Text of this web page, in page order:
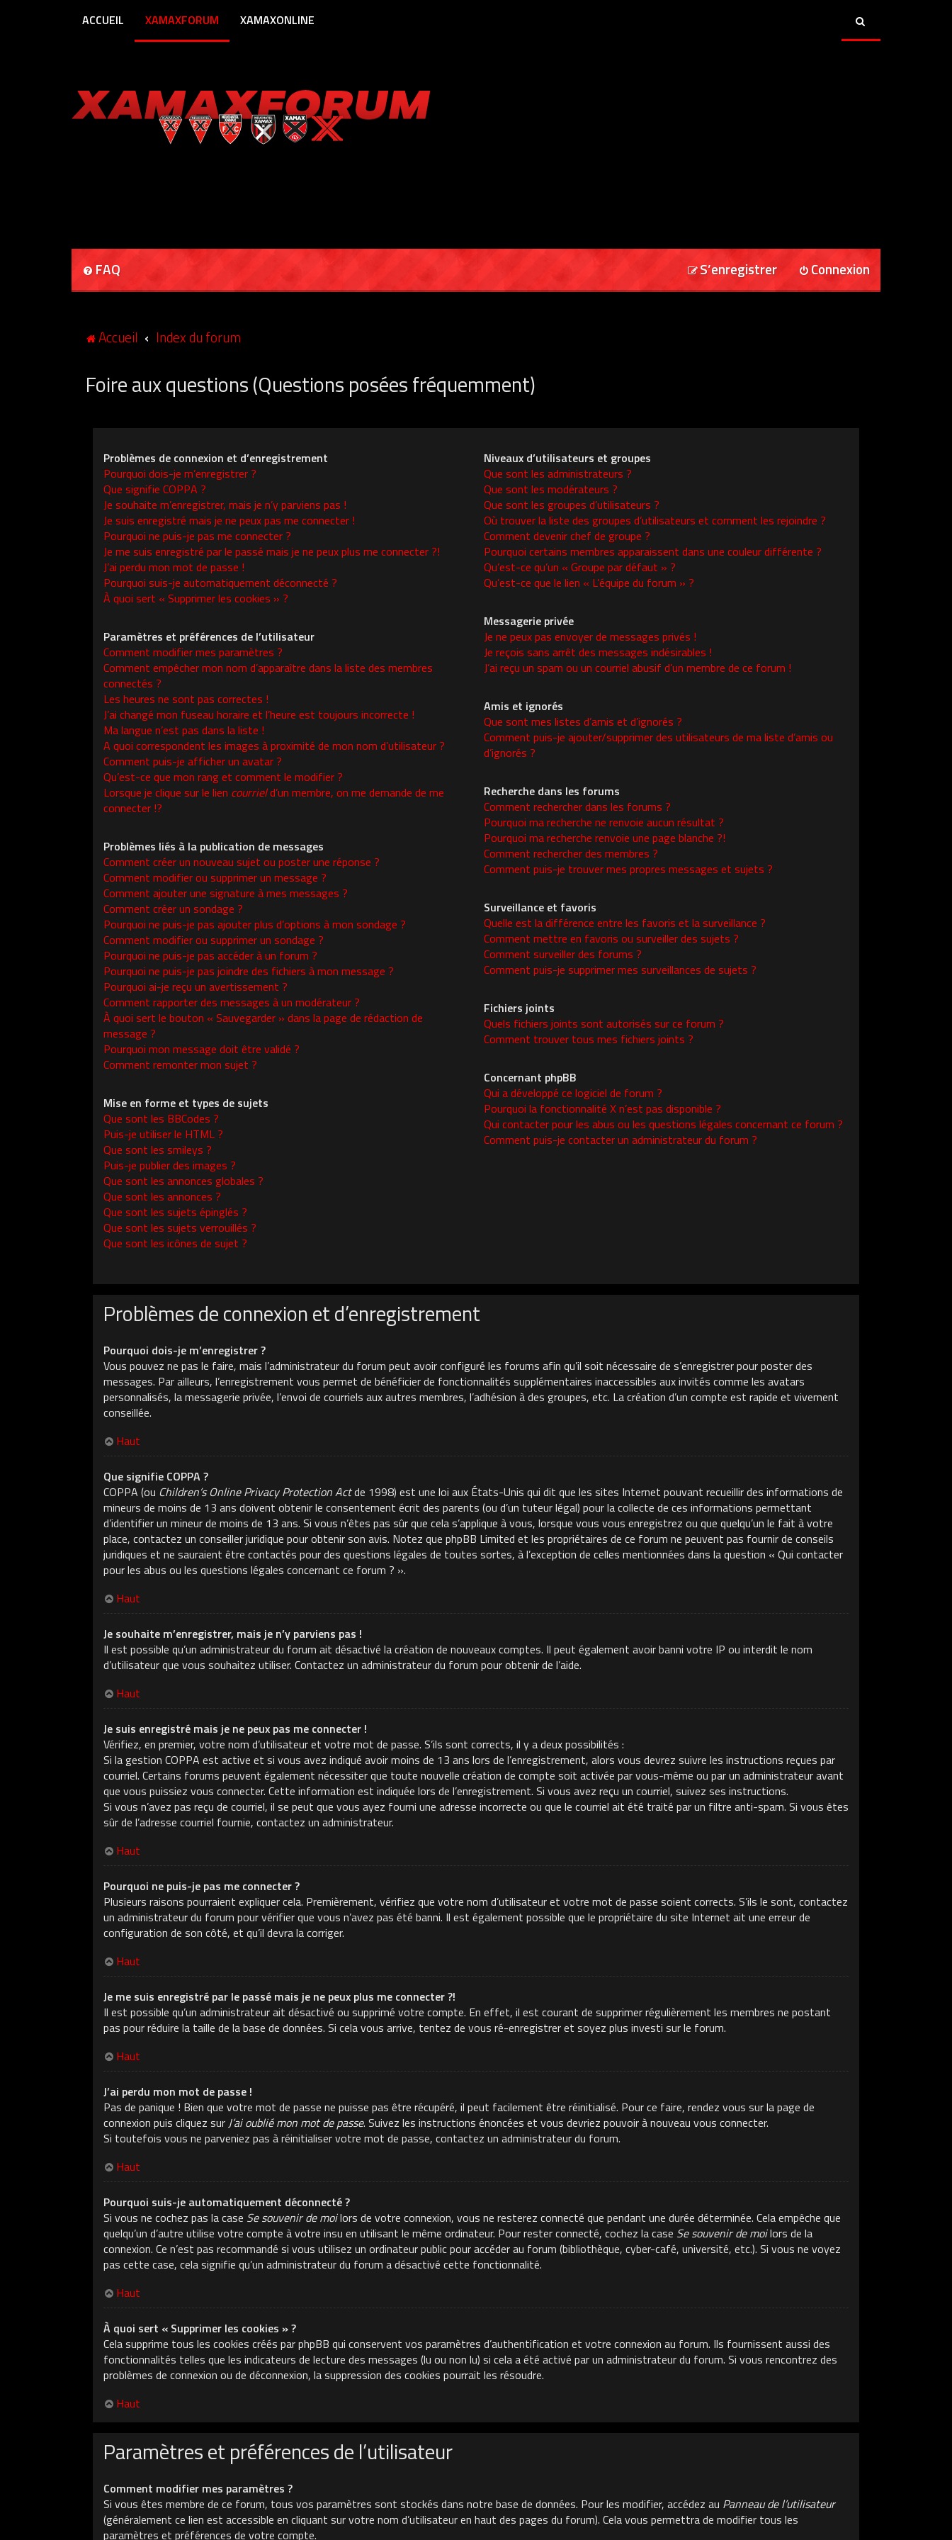
ACCUEIL XAMAXFORUM XAMAXONLINE
FAQ Connexion
S’enregistrer
Accueil Index du forum
Foire aux questions (Questions posées fréquemment)
Problèmes de connexion et d’enregistrement
Pourquoi dois-je m’enregistrer ?
Que signifie COPPA ?
Je souhaite m’enregistrer, mais je n’y parviens pas !
Je suis enregistré mais je ne peux pas me connecter !
Pourquoi ne puis-je pas me connecter ?
Je me suis enregistré par le passé mais je ne peux plus me connecter ?!
J’ai perdu mon mot de passe !
Pourquoi suis-je automatiquement déconnecté ?
À quoi sert « Supprimer les cookies » ?
Paramètres et préférences de l’utilisateur
Comment modifier mes paramètres ?
Comment empêcher mon nom d’apparaître dans la liste des membres
connectés ?
Les heures ne sont pas correctes !
J’ai changé mon fuseau horaire et l’heure est toujours incorrecte !
Ma langue n’est pas dans la liste !
A quoi correspondent les images à proximité de mon nom d’utilisateur ?
Comment puis-je afficher un avatar ?
Qu’est-ce que mon rang et comment le modifier ?
Lorsque je clique sur le lien courrield’un membre, on me demande de me
connecter !?
Problèmes liés à la publication de messages
Comment créer un nouveau sujet ou poster une réponse ?
Comment modifier ou supprimer un message ?
Comment ajouter une signature à mes messages ?
Comment créer un sondage ?
Pourquoi ne puis-je pas ajouter plus d’options à mon sondage ?
Comment modifier ou supprimer un sondage ?
Pourquoi ne puis-je pas accéder à un forum ?
Pourquoi ne puis-je pas joindre des fichiers à mon message ?
Pourquoi ai-je reçu un avertissement ?
Comment rapporter des messages à un modérateur ?
À quoi sert le bouton « Sauvegarder » dans la page de rédaction de
message ?
Pourquoi mon message doit être validé ?
Comment remonter mon sujet ?
Mise en forme et types de sujets
Que sont les BBCodes ?
Puis-je utiliser le HTML ?
Que sont les smileys ?
Puis-je publier des images ?
Que sont les annonces globales ?
Que sont les annonces ?
Que sont les sujets épinglés ?
Que sont les sujets verrouillés ?
Que sont les icônes de sujet ?
Niveaux d’utilisateurs et groupes
Que sont les administrateurs ?
Que sont les modérateurs ?
Que sont les groupes d’utilisateurs ?
Où trouver la liste des groupes d’utilisateurs et comment les rejoindre ?
Comment devenir chef de groupe ?
Pourquoi certains membres apparaissent dans une couleur différente ?
Qu’est-ce qu’un « Groupe par défaut » ?
Qu’est-ce que le lien « L’équipe du forum » ?
Messagerie privée
Je ne peux pas envoyer de messages privés !
Je reçois sans arrêt des messages indésirables !
J’ai reçu un spam ou un courriel abusif d’un membre de ce forum !
Amis et ignorés
Que sont mes listes d’amis et d’ignorés ?
Comment puis-je ajouter/supprimer des utilisateurs de ma liste d’amis ou
d’ignorés ?
Recherche dans les forums
Comment rechercher dans les forums ?
Pourquoi ma recherche ne renvoie aucun résultat ?
Pourquoi ma recherche renvoie une page blanche ?!
Comment rechercher des membres ?
Comment puis-je trouver mes propres messages et sujets ?
Surveillance et favoris
Quelle est la différence entre les favoris et la surveillance ?
Comment mettre en favoris ou surveiller des sujets ?
Comment surveiller des forums ?
Comment puis-je supprimer mes surveillances de sujets ?
Fichiers joints
Quels fichiers joints sont autorisés sur ce forum ?
Comment trouver tous mes fichiers joints ?
Concernant phpBB
Qui a développé ce logiciel de forum ?
Pourquoi la fonctionnalité X n’est pas disponible ?
Qui contacter pour les abus ou les questions légales concernant ce forum ?
Comment puis-je contacter un administrateur du forum ?
Problèmes de connexion et d’enregistrement
Pourquoi dois-je m’enregistrer ?
Vous pouvez ne pas le faire, mais l’administrateur du forum peut avoir configuré les forums afin qu’il soit nécessaire de s’enregistrer pour poster des
messages. Par ailleurs, l’enregistrement vous permet de bénéficier de fonctionnalités supplémentaires inaccessibles aux invités comme les avatars
personnalisés, la messagerie privée, l’envoi de courriels aux autres membres, l’adhésion à des groupes, etc. La création d’un compte est rapide et vivement
conseillée.
Haut
Que signifie COPPA ?
COPPA (ou Children’s Online Privacy Protection Actde 1998) est une loi aux États-Unis qui dit que les sites Internet pouvant recueillir des informations de
mineurs de moins de 13 ans doivent obtenir le consentement écrit des parents (ou d’un tuteur légal) pour la collecte de ces informations permettant
d’identifier un mineur de moins de 13 ans. Si vous n’êtes pas sûr que cela s’applique à vous, lorsque vous vous enregistrez ou que quelqu’un le fait à votre
place, contactez un conseiller juridique pour obtenir son avis. Notez que phpBB Limited et les propriétaires de ce forum ne peuvent pas fournir de conseils
juridiques et ne sauraient être contactés pour des questions légales de toutes sortes, à l’exception de celles mentionnées dans la question « Qui contacter
pour les abus ou les questions légales concernant ce forum ? ».
Haut
Je souhaite m’enregistrer, mais je n’y parviens pas !
Il est possible qu’un administrateur du forum ait désactivé la création de nouveaux comptes. Il peut également avoir banni votre IP ou interdit le nom
d’utilisateur que vous souhaitez utiliser. Contactez un administrateur du forum pour obtenir de l’aide.
Haut
Je suis enregistré mais je ne peux pas me connecter !
Vérifiez, en premier, votre nom d’utilisateur et votre mot de passe. S’ils sont corrects, il y a deux possibilités :
Si la gestion COPPA est active et si vous avez indiqué avoir moins de 13 ans lors de l’enregistrement, alors vous devrez suivre les instructions reçues par
courriel. Certains forums peuvent également nécessiter que toute nouvelle création de compte soit activée par vous-même ou par un administrateur avant
que vous puissiez vous connecter. Cette information est indiquée lors de l’enregistrement. Si vous avez reçu un courriel, suivez ses instructions.
Si vous n’avez pas reçu de courriel, il se peut que vous ayez fourni une adresse incorrecte ou que le courriel ait été traité par un filtre anti-spam. Si vous êtes
sûr de l’adresse courriel fournie, contactez un administrateur.
Haut
Pourquoi ne puis-je pas me connecter ?
Plusieurs raisons pourraient expliquer cela. Premièrement, vérifiez que votre nom d’utilisateur et votre mot de passe soient corrects. S’ils le sont, contactez
un administrateur du forum pour vérifier que vous n’avez pas été banni. Il est également possible que le propriétaire du site Internet ait une erreur de
configuration de son côté, et qu’il devra la corriger.
Haut
Je me suis enregistré par le passé mais je ne peux plus me connecter ?!
Il est possible qu’un administrateur ait désactivé ou supprimé votre compte. En effet, il est courant de supprimer régulièrement les membres ne postant
pas pour réduire la taille de la base de données. Si cela vous arrive, tentez de vous ré-enregistrer et soyez plus investi sur le forum.
Haut
J’ai perdu mon mot de passe !
Pas de panique ! Bien que votre mot de passe ne puisse pas être récupéré, il peut facilement être réinitialisé. Pour ce faire, rendez vous sur la page de
connexion puis cliquez surJ’ai oublié mon mot de passe. Suivez les instructions énoncées et vous devriez pouvoir à nouveau vous connecter.
Si toutefois vous ne parveniez pas à réinitialiser votre mot de passe, contactez un administrateur du forum.
Haut
Pourquoi suis-je automatiquement déconnecté ?
Si vous ne cochez pas la case Se souvenir de moilors de votre connexion, vous ne resterez connecté que pendant une durée déterminée. Cela empêche que
quelqu’un d’autre utilise votre compte à votre insu en utilisant le même ordinateur. Pour rester connecté, cochez la case Se souvenir de moilors de la
connexion. Ce n’est pas recommandé si vous utilisez un ordinateur public pour accéder au forum (bibliothèque, cyber-café, université, etc.). Si vous ne voyez
pas cette case, cela signifie qu’un administrateur du forum a désactivé cette fonctionnalité.
Haut
À quoi sert « Supprimer les cookies » ?
Cela supprime tous les cookies créés par phpBB qui conservent vos paramètres d’authentification et votre connexion au forum. Ils fournissent aussi des
fonctionnalités telles que les indicateurs de lecture des messages (lu ou non lu) si cela a été activé par un administrateur du forum. Si vous rencontrez des
problèmes de connexion ou de déconnexion, la suppression des cookies pourrait les résoudre.
Haut
Paramètres et préférences de l’utilisateur
Comment modifier mes paramètres ?
Si vous êtes membre de ce forum, tous vos paramètres sont stockés dans notre base de données. Pour les modifier, accédez au Panneau de l’utilisateur
(généralement ce lien est accessible en cliquant sur votre nom d’utilisateur en haut des pages du forum). Cela vous permettra de modifier tous les
paramètres et préférences de votre compte.